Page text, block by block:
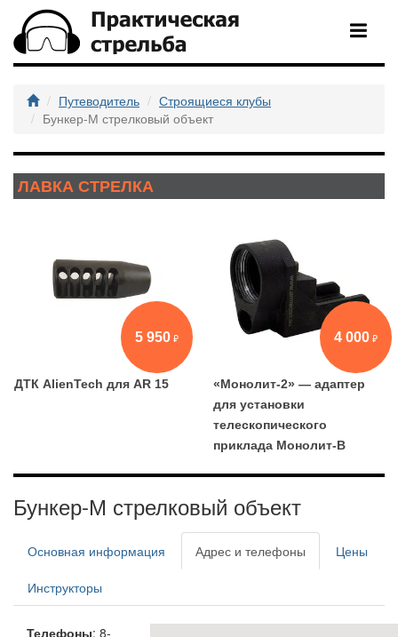
Путеводитель
Строящиеся клубы
Бункер-М стрелковый объект
ЛАВКА СТРЕЛКА
5 950
ДТК AlienTech для AR 15
4 000
«Монолит-2» — адаптер
для установки
телескопического
приклада Монолит-В
Бункер-М стрелковый объект
Основная информация Адрес и телефоны Цены
Инструкторы
Телефоны: 8-